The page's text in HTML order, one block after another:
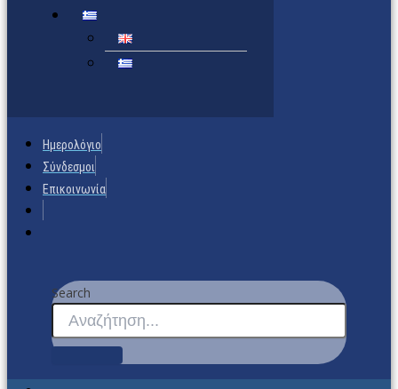
Ημερολόγιο
Σύνδεσμοι
Επικοινωνία
Search